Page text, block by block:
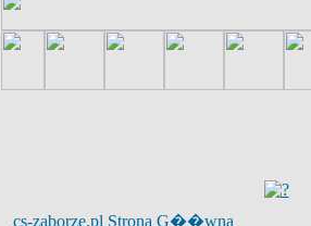
cs-zaborze.pl Strona G��wna